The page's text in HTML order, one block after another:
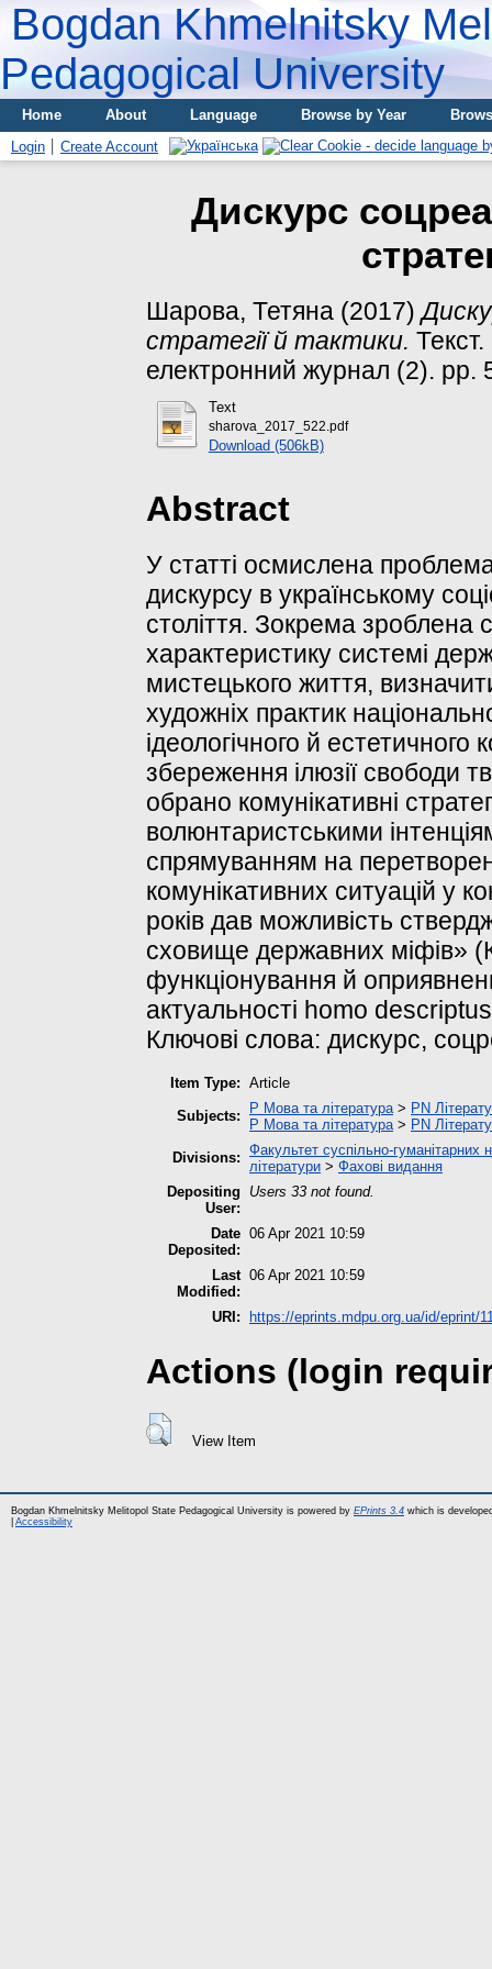
Bogdan Khmelnitsky
Pedagogical University
Home About Language Browse by Year
Login
Create Account
Дискурс
Шарова, Тетяна (2017)
стратегії й тактики.
електронний журнал (2). pp.
Text
sharova_2017_522.pdf
Download (506kB)
Abstract
У статті осмислена
дискурсу в українському
століття. Зокрема зроблена
характеристику системі
мистецького життя,
художніх практик
ідеологічного й
збереження ілюзії свободи
обрано комунікативні
волюнтаристськими
спрямуванням на
комунікативних ситуацій у
років дав можливість
сховище державних міфів»
функціонування й
актуальності homo
Ключові слова: дискурс,
Item Type: Article
Subjects:
P Мова та література> PN
P Мова та література> PN
Divisions: Факультет суспільно-гуманітарних
літератури > Фахові видання
Depositing
User:
Users 33 not found.
Date
Deposited:
06 Apr 2021 10:59
Last
Modified:
06 Apr 2021 10:59
URI: https://eprints.mdpu.org.ua/id/eprint/
Actions (login
View Item
Bogdan Khmelnitsky Melitopol State Pedagogical University is powered by EPrints 3.4 which is
Accessibility